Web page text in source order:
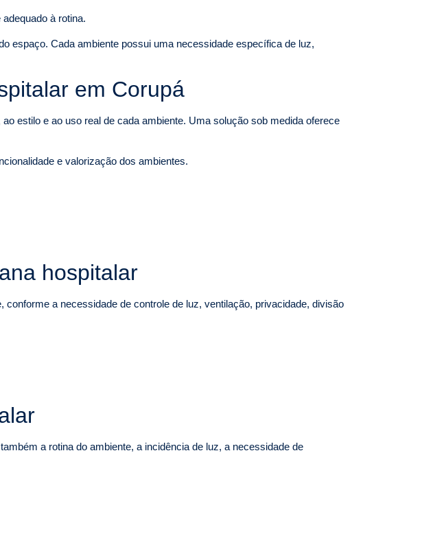
à rotina.
espaço. Cada ambiente possui uma necessidade específica de luz,
em Corupá
estilo e ao uso real de cada ambiente. Uma solução sob medida oferece
e valorização dos ambientes.
hospitalar
conforme a necessidade de controle de luz, ventilação, privacidade, divisão
a rotina do ambiente, a incidência de luz, a necessidade de